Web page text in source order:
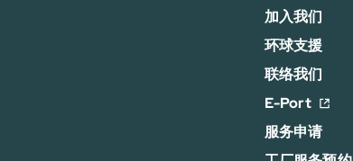
加入我们
环球支援
联络我们
E-Port
服务申请